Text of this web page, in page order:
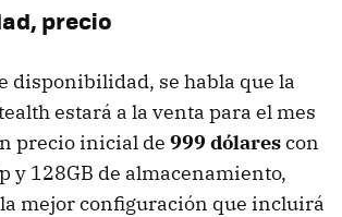
precio
disponibilidad, se habla que la
estará a la venta para el mes
precio inicial de 999 dólarescon
y 128GB de almacenamiento,
mejor configuración que incluirá